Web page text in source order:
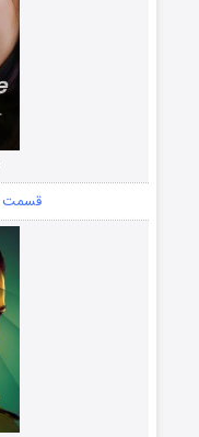
قسمت